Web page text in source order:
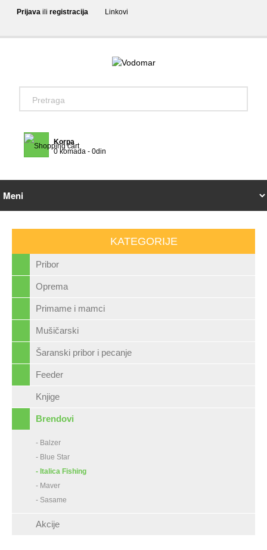
Prijava ili registracija Linkovi
Korpa
0 komada - 0din
KATEGORIJE
Pribor
Oprema
Primame i mamci
Mušičarski
Šaranski pribor i pecanje
Feeder
Knjige
Brendovi
- Balzer
- Blue Star
- Italica Fishing
- Maver
- Sasame
Akcije